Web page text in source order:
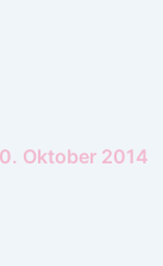
Oktober 2014